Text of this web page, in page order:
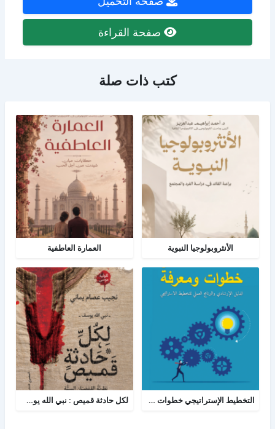
صفحة القراءة
كتب ذات صلة
الأنثروبولوجيا النبوية العمارة العاطفية
التخطيط الإستراتيجي خطوات ومعرفة لكل حادثة قميص : نبي الله يوسف - نظرية القمصان الستة في قراءة القصة القرآنية